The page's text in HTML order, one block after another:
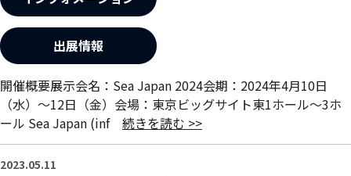
出展情報
開催概要展示会名：Sea Japan 2024会期：2024年4月10日
（水）～12日（金）会場：東京ビッグサイト東1ホール～3ホ
ール Sea Japan (inf 続きを読む >>
2023.05.11